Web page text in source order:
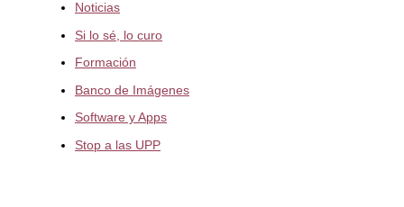
Noticias
Si lo sé, lo curo
Formación
Banco de Imágenes
Software y Apps
Stop a las UPP